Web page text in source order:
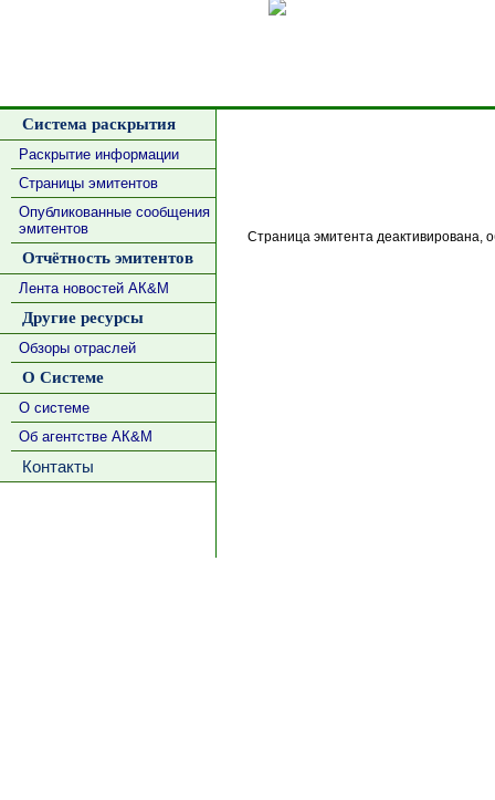
Система раскрытия
Раскрытие информации
Страницы эмитентов
Опубликованные сообщения
эмитентов
Отчётность эмитентов
Лента новостей АК&М
Другие ресурсы
Обзоры отраслей
О Системе
О системе
Об агентстве АК&М
Контакты
Страница эмитента деактивирована,